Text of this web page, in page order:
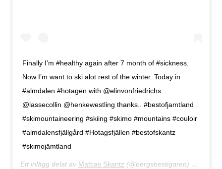
Finally I’m #healthy again after 7 month of #sickness.
Now I’m want to ski alot rest of the winter. Today in
#almdalen #hotagen with @elinvonfriedrichs
@lassecollin @henkewestling thanks.. #bestofjamtland
#skimountaineering #skiing #skimo #mountains #couloir
#almdalensfjällgård #Hotagsfjällen #bestofskantz
#skimojämtland
Ett inlägg delat av Mattias Skantz (@bergsbestigaren) 19 Mar